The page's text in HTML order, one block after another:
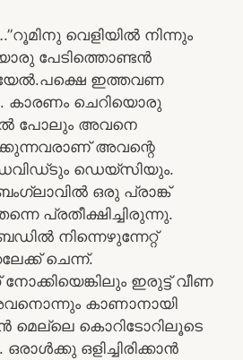
വെളിയിൽ നിന്നും
പേടിത്തൊണ്ടൻ
ഇത്തവണ
കാരണം ചെറിയൊരു
പോലും അവനെ
അവന്റെ
ഡെയ്സിയും.
ഒരു പ്രാങ്ക്
പ്രതീക്ഷിച്ചിരുന്നു.
നിന്നെഴുന്നേറ്റ്
ചെന്ന്.
ഇരുട്ട് വീണ
കാണാനായി
മെല്ലെ കൊറിടോറിലൂടെ
ഒളിച്ചിരിക്കാൻ